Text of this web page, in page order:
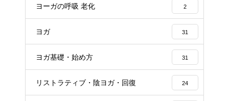
ヨーガの呼吸 老化 2
ヨガ 31
ヨガ基礎・始め方 31
リストラティブ・陰ヨガ・回復 24